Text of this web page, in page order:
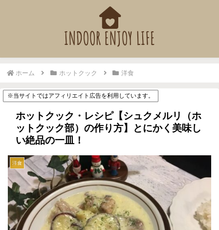
ホーム ホットクック 洋食
※当サイトではアフィリエイト広告を利用しています。
ホットクック・レシピ【シュクメルリ（ホ
ットクック部）の作り方】とにかく美味し
い絶品の一皿！
洋食